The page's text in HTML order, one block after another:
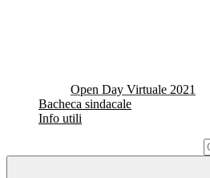
Open Day Virtuale 2021
Bacheca sindacale
Info utili